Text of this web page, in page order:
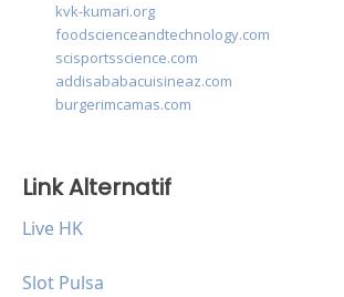
kvk-kumari.org
foodscienceandtechnology.com
scisportsscience.com
addisababacuisineaz.com
burgerimcamas.com
Link Alternatif
Live HK
Slot Pulsa